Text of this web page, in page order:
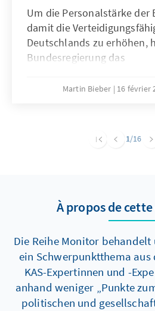
Um die Personalstärke der
damit die
Deutschlands zu erhöhen,
Bundesregierung das
beschlossen. Dieses fußt
Reserve erfüllen dürfte,
umfassen. Anderenfalls
260.000 Kräften in der
nicht erreicht zu werden.
Martin Bieber 16 février
1/16
À propos de
Die Reihe Monitor
ein Schwerpunktthema
KAS-Expertinnen und -
anhand weniger „Punkte
politischen und